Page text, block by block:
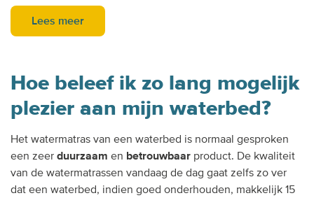
Lees meer
Hoe beleef ik zo lang mogelijk
plezier aan mijn waterbed?
Het watermatras van een waterbed is normaal gesproken
een zeer duurzaam en betrouwbaar product. De kwaliteit
van de watermatrassen vandaag de dag gaat zelfs zo ver
dat een waterbed, indien goed onderhouden, makkelijk 15